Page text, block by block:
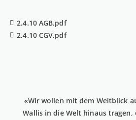
2.4.10 AGB.pdf
2.4.10 CGV.pdf
«Wir wollen mit dem Weitblick
Wallis in die Welt hinaus tragen,